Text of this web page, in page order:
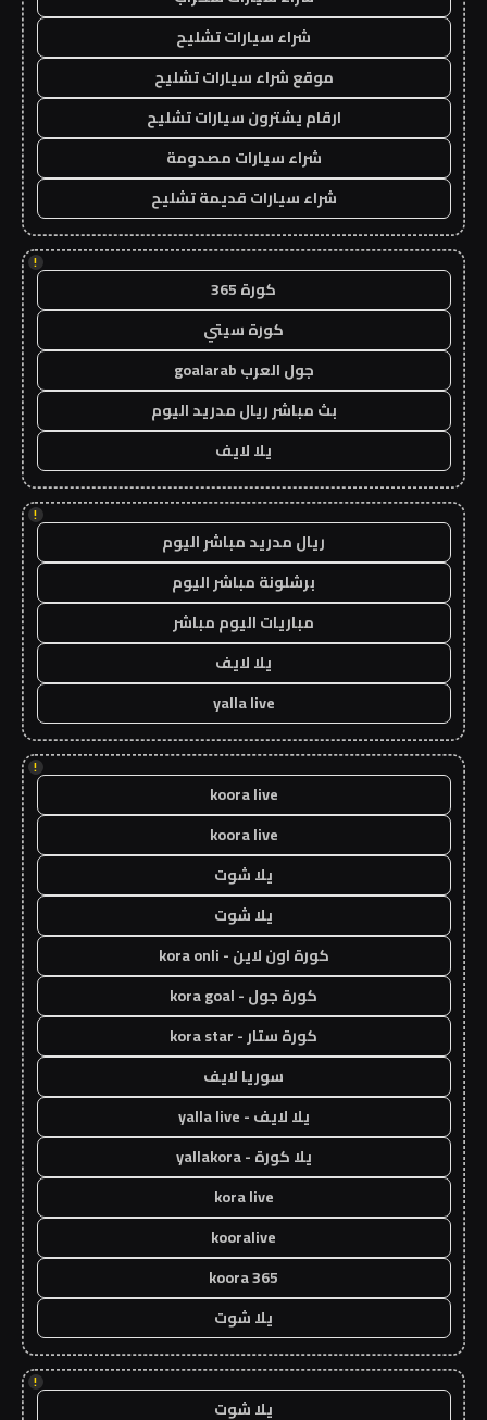
شراء سيارات تشليح
موقع شراء سيارات تشليح
ارقام يشترون سيارات تشليح
شراء سيارات مصدومة
شراء سيارات قديمة تشليح
!
كورة 365
كورة سيتي
جول العرب goalarab
بث مباشر ريال مدريد اليوم
يلا لايف
!
ريال مدريد مباشر اليوم
برشلونة مباشر اليوم
مباريات اليوم مباشر
يلا لايف
yalla live
!
koora live
koora live
يلا شوت
يلا شوت
كورة اون لاين - kora onli
كورة جول - kora goal
كورة ستار - kora star
سوريا لايف
يلا لايف - yalla live
يلا كورة - yallakora
kora live
kooralive
koora 365
يلا شوت
!
يلا شوت